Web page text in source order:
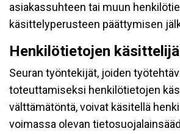
asiakassuhteen tai muun
käsittelyperusteen päättymisen
Henkilötietojen
Seuran työntekijät, joiden
toteuttamiseksi henkilötietojen
välttämätöntä, voivat käsitellä
voimassa olevan